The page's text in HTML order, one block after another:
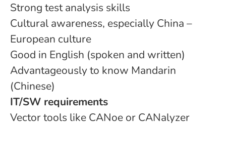
Strong test analysis skills
Cultural awareness, especially China –
European culture
Good in English (spoken and written)
Advantageously to know Mandarin
(Chinese)
IT/SW requirements
Vector tools like CANoe or CANalyzer